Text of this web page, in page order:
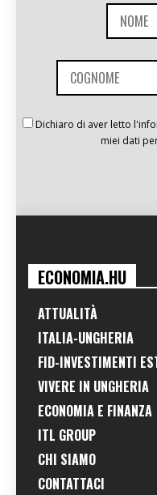
Dichiaro di aver letto
miei dati
ECONOMIA.HU
ATTUALITÀ
ITALIA-UNGHERIA
FID-INVESTIMENTI
VIVERE IN UNGHERIA
ECONOMIA E FINANZA
ITL GROUP
CHI SIAMO
CONTATTACI